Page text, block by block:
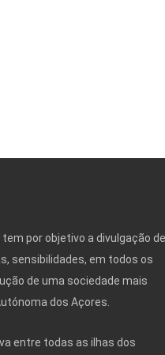
por objetivo a divulgação de
sensibilidades, em todos os
de uma sociedade mais
dos Açores.
entre todas as ilhas dos